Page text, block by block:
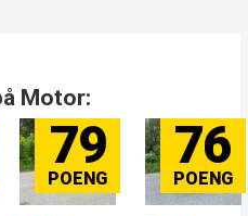
Motor:
79 76